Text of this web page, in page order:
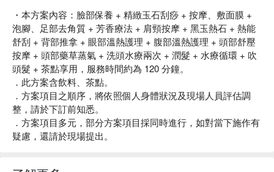
・本方案內容：臉部保養 + 精緻玉石刮痧 + 按摩、敷面膜 +
泡腳、足部去角質 + 芳香療法 + 肩頸按摩 + 黑玉熱石 + 熱能
舒刮 + 背部推拿 + 眼部溫熱護理 + 腹部溫熱護理 + 頭部舒壓
按摩 + 頭部藥草蒸氣 + 洗頭水療兩次 + 潤髮 + 水療循環 + 吹
頭髮 + 茶點享用，服務時間約為 120 分鐘。
．此方案含飲料、茶點。
．方案項目之順序，將依照個人身體狀況及現場人員評估調
整，請於下訂前知悉。
．方案項目多元，部分方案項目採同時進行，如對當下施作有
疑慮，還請於現場提出。